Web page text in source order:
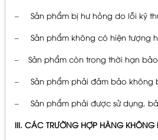
– Sản phẩm bị hư hỏng do lỗi kỹ
– Sản phẩm không có hiện tượng
– Sản phẩm còn trong thời hạn bảo
– Sản phẩm phải đảm bảo không
– Sản phẩm phải được sử dụng,
III. CÁC TRƯỜNG HỢP HÀNG